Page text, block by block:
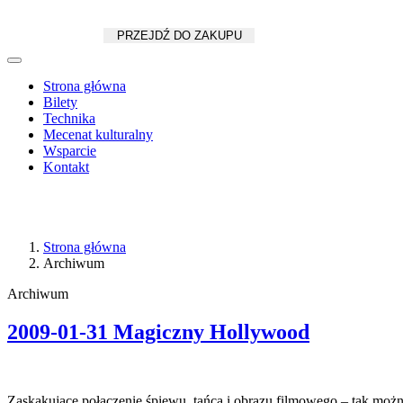
PRZEJDŹ DO ZAKUPU
Strona główna
Bilety
Technika
Mecenat kulturalny
Wsparcie
Kontakt
Strona główna
Archiwum
Archiwum
2009-01-31 Magiczny Hollywood